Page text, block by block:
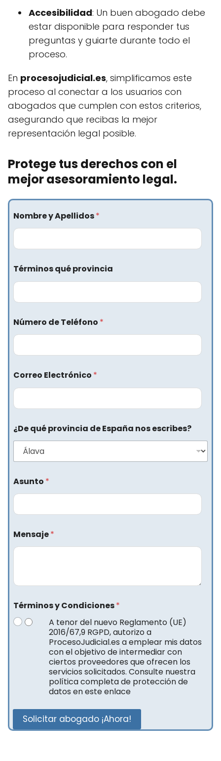
Accesibilidad: Un buen abogado debe
estar disponible para responder tus
preguntas y guiarte durante todo el
proceso.
En procesojudicial.es, simplificamos este
proceso al conectar a los usuarios con
abogados que cumplen con estos criterios,
asegurando que recibas la mejor
representación legal posible.
Protege tus derechos con el
mejor asesoramiento legal.
Nombre y Apellidos*
Términos qué provincia
Número de Teléfono *
Correo Electrónico *
¿De qué provincia de España nos escribes?
Asunto *
Mensaje*
Términos y Condiciones*
A tenor del nuevo Reglamento (UE)
2016/67,9 RGPD, autorizo a
ProcesoJudicial.es a emplear mis datos
con el objetivo de intermediar con
ciertos proveedores que ofrecen los
servicios solicitados. Consulte nuestra
política completa de protección de
datos en este enlace
Solicitar abogado ¡Ahora!